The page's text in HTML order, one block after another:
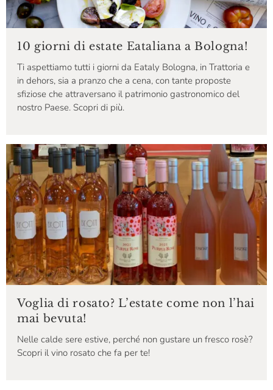
10 giorni di estate Eataliana a Bologna!
Ti aspettiamo tutti i giorni da Eataly Bologna, in Trattoria e
in dehors, sia a pranzo che a cena, con tante proposte
sfiziose che attraversano il patrimonio gastronomico del
nostro Paese. Scopri di più.
Voglia di rosato? L’estate come non l’hai
mai bevuta!
Nelle calde sere estive, perché non gustare un fresco rosè?
Scopri il vino rosato che fa per te!